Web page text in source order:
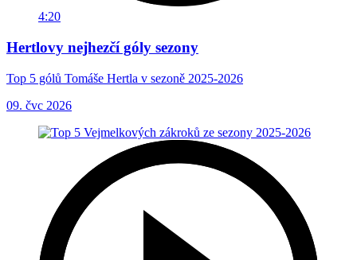
4:20
Hertlovy nejhezčí góly sezony
Top 5 gólů Tomáše Hertla v sezoně 2025-2026
09. čvc 2026